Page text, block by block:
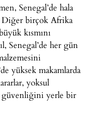
Senegal’de hala
Diğer birçok Afrika
kısmını
Senegal’de her gün
yüksek makamlarda
yoksul
güvenliğini yerle bir